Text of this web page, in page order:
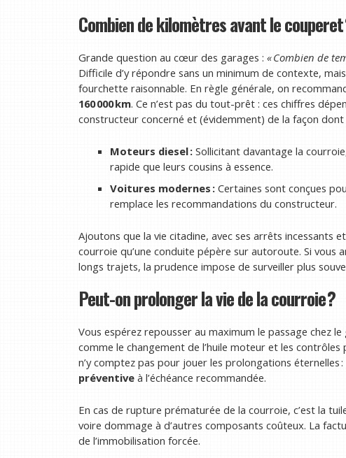
Combien de kilomètres avant le couperet
Grande question au cœur des garages : « Combien de
Difficile d’y répondre sans un minimum de contexte,
fourchette raisonnable. En règle générale, on
160 000 km. Ce n’est pas du tout-prêt : ces chiffres
constructeur concerné et (évidemment) de la façon
Moteurs diesel :Sollicitant davantage la
rapide que leurs cousins à essence.
Voitures modernes :Certaines sont conçues
remplace les recommandations du constructeur.
Ajoutons que la vie citadine, avec ses arrêts incessants
courroie qu’une conduite pépère sur autoroute. Si vous
longs trajets, la prudence impose de surveiller plus
Peut-on prolonger la vie de la courroie ?
Vous espérez repousser au maximum le passage chez
comme le changement de l’huile moteur et les
n’y comptez pas pour jouer les prolongations éternelles :
préventive à l’échéance recommandée.
En cas de rupture prématurée de la courroie, c’est la
voire dommage à d’autres composants coûteux. La
de l’immobilisation forcée.